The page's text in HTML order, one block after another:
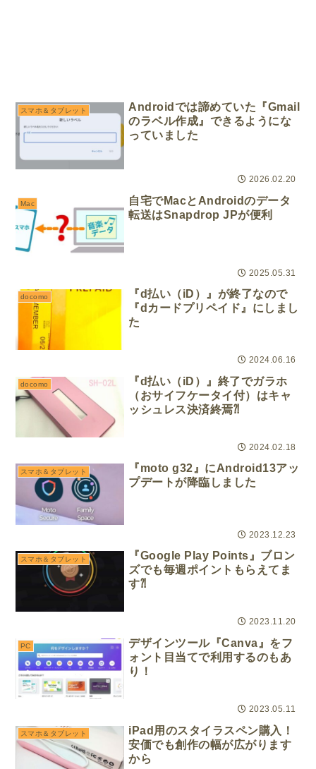
スマホ＆タブレット
Androidでは諦めていた『Gmail
のラベル作成』できるようにな
っていました
2026.02.20
Mac
自宅でMacとAndroidのデータ
転送はSnapdrop JPが便利
2025.05.31
docomo
『d払い（iD）』が終了なので
『dカードプリペイド』にしまし
た
2024.06.16
docomo
『d払い（iD）』終了でガラホ
（おサイフケータイ付）はキャ
ッシュレス決済終焉⁈
2024.02.18
スマホ＆タブレット
『moto g32』にAndroid13アッ
プデートが降臨しました
2023.12.23
スマホ＆タブレット
『Google Play Points』ブロン
ズでも毎週ポイントもらえてま
す⁈
2023.11.20
PC
デザインツール『Canva』をフ
ォント目当てで利用するのもあ
り！
2023.05.11
スマホ＆タブレット
iPad用のスタイラスペン購入！
安価でも創作の幅が広がります
から